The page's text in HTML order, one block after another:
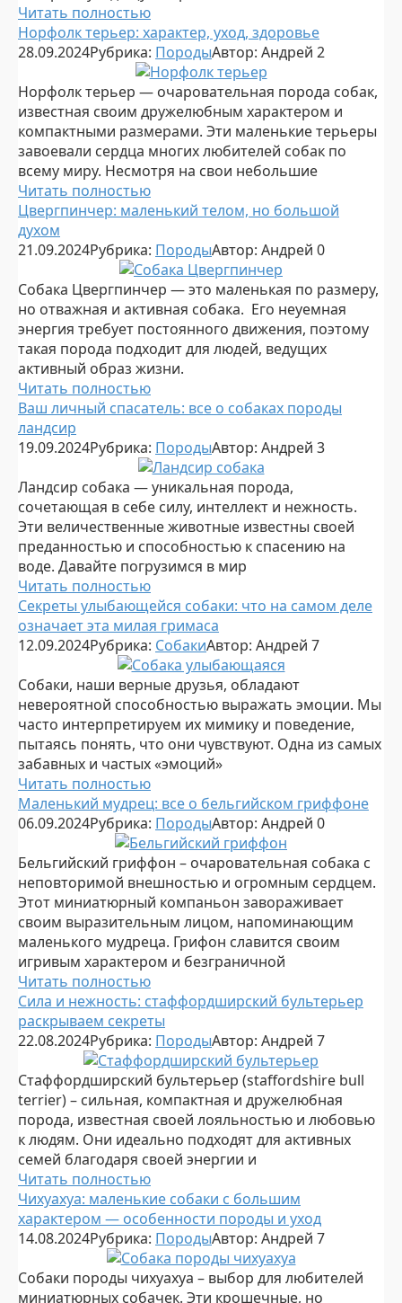
Читать полностью
Норфолк терьер: характер, уход, здоровье
28.09.2024Рубрика: ПородыАвтор: Андрей 2
Норфолк терьер — очаровательная порода собак,
известная своим дружелюбным характером и
компактными размерами. Эти маленькие терьеры
завоевали сердца многих любителей собак по
всему миру. Несмотря на свои небольшие
Читать полностью
Цвергпинчер: маленький телом, но большой
духом
21.09.2024Рубрика: ПородыАвтор: Андрей 0
Собака Цвергпинчер — это маленькая по размеру,
но отважная и активная собака. Его неуемная
энергия требует постоянного движения, поэтому
такая порода подходит для людей, ведущих
активный образ жизни.
Читать полностью
Ваш личный спасатель: все о собаках породы
ландсир
19.09.2024Рубрика: ПородыАвтор: Андрей 3
Ландсир собака — уникальная порода,
сочетающая в себе силу, интеллект и нежность.
Эти величественные животные известны своей
преданностью и способностью к спасению на
воде. Давайте погрузимся в мир
Читать полностью
Секреты улыбающейся собаки: что на самом деле
означает эта милая гримаса
12.09.2024Рубрика: СобакиАвтор: Андрей 7
Собаки, наши верные друзья, обладают
невероятной способностью выражать эмоции. Мы
часто интерпретируем их мимику и поведение,
пытаясь понять, что они чувствуют. Одна из самых
забавных и частых «эмоций»
Читать полностью
Маленький мудрец: все о бельгийском гриффоне
06.09.2024Рубрика: ПородыАвтор: Андрей 0
Бельгийский гриффон – очаровательная собака с
неповторимой внешностью и огромным сердцем.
Этот миниатюрный компаньон завораживает
своим выразительным лицом, напоминающим
маленького мудреца. Грифон славится своим
игривым характером и безграничной
Читать полностью
Сила и нежность: стаффордширский бультерьер
раскрываем секреты
22.08.2024Рубрика: ПородыАвтор: Андрей 7
Стаффордширский бультерьер (staffordshire bull
terrier) – сильная, компактная и дружелюбная
порода, известная своей лояльностью и любовью
к людям. Они идеально подходят для активных
семей благодаря своей энергии и
Читать полностью
Чихуахуа: маленькие собаки с большим
характером — особенности породы и уход
14.08.2024Рубрика: ПородыАвтор: Андрей 7
Собаки породы чихуахуа – выбор для любителей
миниатюрных собачек. Эти крошечные, но